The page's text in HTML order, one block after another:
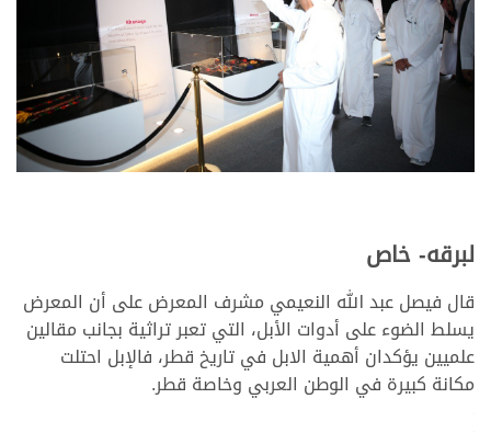
لبرقه- خاص
قال فيصل عبد الله النعيمي مشرف المعرض على أن المعرض
يسلط الضوء على أدوات الأبل، التي تعبر تراثية بجانب مقالين
علميين يؤكدان أهمية الابل في تاريخ قطر، فالإبل احتلت
مكانة كبيرة في الوطن العربي وخاصة قطر.